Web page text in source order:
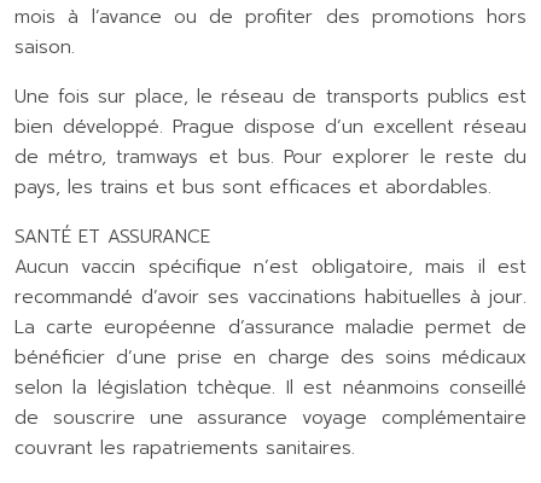
mois à l’avance ou de profiter des promotions hors
saison.
Une fois sur place, le réseau de transports publics est
bien développé. Prague dispose d’un excellent réseau
de métro, tramways et bus. Pour explorer le reste du
pays, les trains et bus sont efficaces et abordables.
SANTÉ ET ASSURANCE
Aucun vaccin spécifique n’est obligatoire, mais il est
recommandé d’avoir ses vaccinations habituelles à jour.
La carte européenne d’assurance maladie permet de
bénéficier d’une prise en charge des soins médicaux
selon la législation tchèque. Il est néanmoins conseillé
de souscrire une assurance voyage complémentaire
couvrant les rapatriements sanitaires.